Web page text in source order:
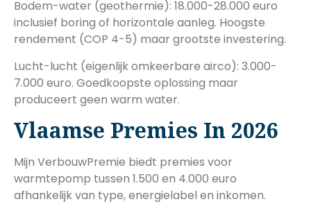
Bodem-water (geothermie): 18.000-28.000 euro
inclusief boring of horizontale aanleg. Hoogste
rendement (COP 4-5) maar grootste investering.
Lucht-lucht (eigenlijk omkeerbare airco): 3.000-
7.000 euro. Goedkoopste oplossing maar
produceert geen warm water.
Vlaamse Premies In 2026
Mijn VerbouwPremie biedt premies voor
warmtepomp tussen 1.500 en 4.000 euro
afhankelijk van type, energielabel en inkomen.